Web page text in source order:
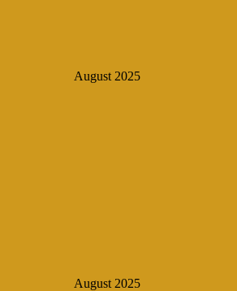
August 2025
August 2025